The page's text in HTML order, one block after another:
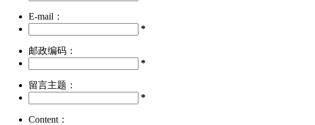
E-mail：
*
邮政编码：
*
留言主题：
*
Content：